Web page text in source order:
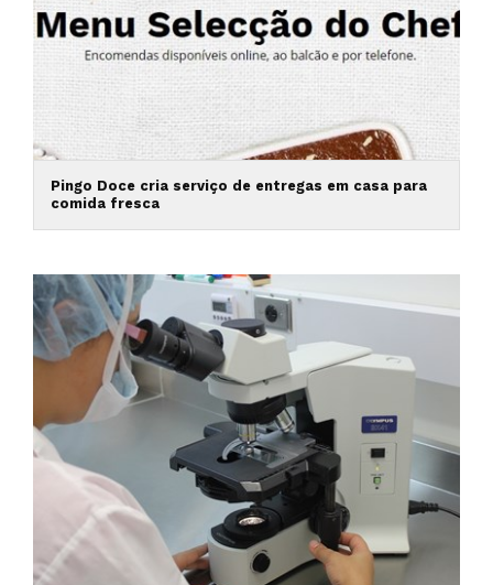
Pingo Doce cria serviço de entregas em casa para
comida fresca